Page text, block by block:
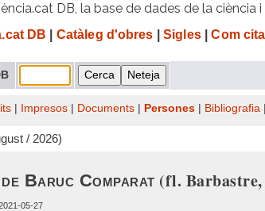
DB, la base de dades de la
DB Catàleg d'obres Sigles| Com
Impresos Documents Persones Bibliografia
/ 2026)
Baruc Comparat (fl. Barbastre,
05-27